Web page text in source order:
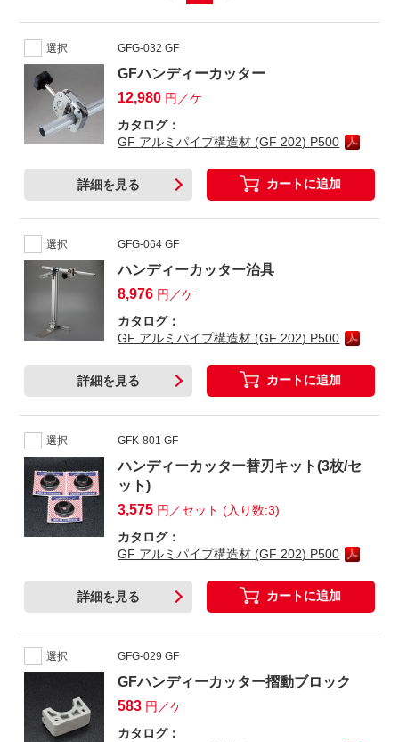
選択 GFG-032 GF
GFハンディーカッター
12,980 円／ケ
カタログ：
GF アルミパイプ構造材 (GF 202) P500
詳細を見る カートに追加
選択 GFG-064 GF
ハンディーカッター治具
8,976 円／ケ
カタログ：
GF アルミパイプ構造材 (GF 202) P500
詳細を見る カートに追加
選択 GFK-801 GF
ハンディーカッター替刃キット(3枚/セ
ット)
3,575 円／セット (入り数:3)
カタログ：
GF アルミパイプ構造材 (GF 202) P500
詳細を見る カートに追加
選択 GFG-029 GF
GFハンディーカッター摺動ブロック
583 円／ケ
カタログ：